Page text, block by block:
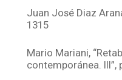
Juan José Diaz
1315
Mario Mariani,
contemporánea. III”,